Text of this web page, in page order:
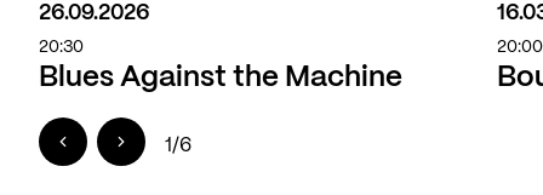
Blues Against the Machine
26.09.2026
20:30 20:00
1/6